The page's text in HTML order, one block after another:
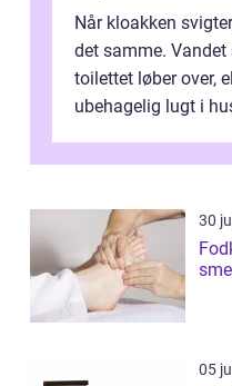
Når kloakken
det samme.
toilettet løber over,
ubehagelig lugt i
30
05